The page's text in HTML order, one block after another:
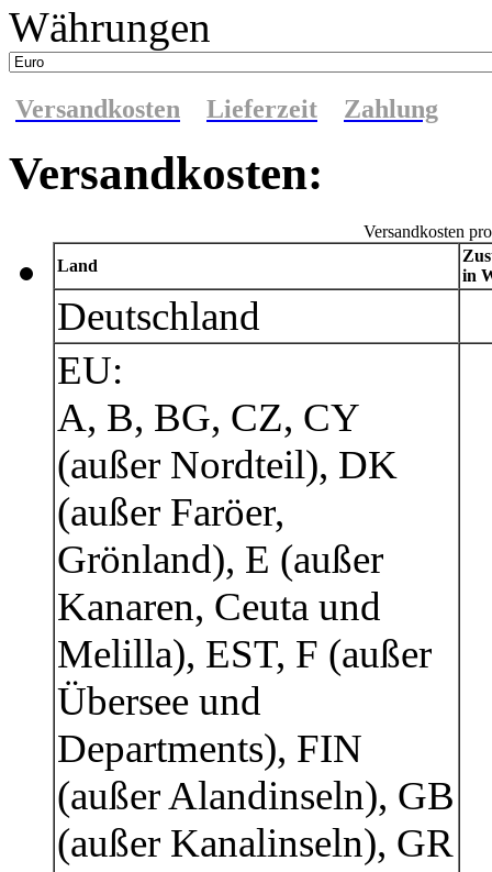
Währungen
Versandkosten Lieferzeit Zahlung
Versandkosten:
Versandkosten
Land
in
Deutschland
EU:
A, B, BG, CZ, CY
(außer Nordteil), DK
(außer Faröer,
Grönland), E (außer
Kanaren, Ceuta und
Melilla), EST, F (außer
Übersee und
Departments), FIN
(außer Alandinseln), GB
(außer Kanalinseln), GR